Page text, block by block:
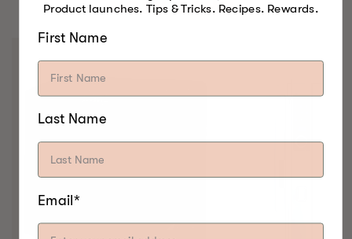
NOEN GANG.
Product launches. Tips & Tricks. Recipes. Rewards.
First Name
Last Name
Email*